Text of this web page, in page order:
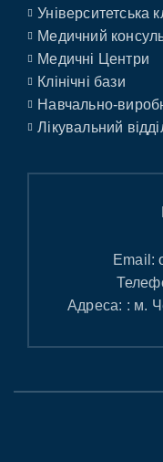
Університетська
Медичний
Медичні Центри
Клінічні бази
Навчально-
Лікувальний
Email:
Адреса: : м.